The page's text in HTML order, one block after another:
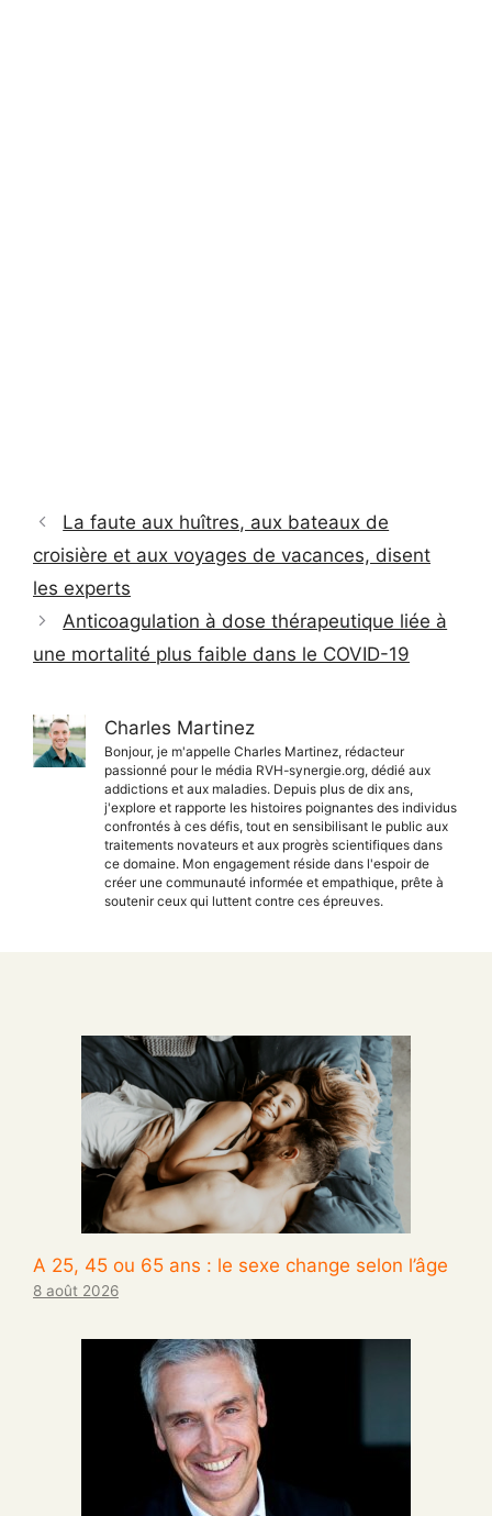
La faute aux huîtres, aux bateaux de
croisière et aux voyages de vacances, disent
les experts
Anticoagulation à dose thérapeutique liée à
une mortalité plus faible dans le COVID-19
Charles Martinez
Bonjour, je m'appelle Charles Martinez, rédacteur
passionné pour le média RVH-synergie.org, dédié aux
addictions et aux maladies. Depuis plus de dix ans,
j'explore et rapporte les histoires poignantes des individus
confrontés à ces défis, tout en sensibilisant le public aux
traitements novateurs et aux progrès scientifiques dans
ce domaine. Mon engagement réside dans l'espoir de
créer une communauté informée et empathique, prête à
soutenir ceux qui luttent contre ces épreuves.
A 25, 45 ou 65 ans : le sexe change selon l’âge
8 août 2026